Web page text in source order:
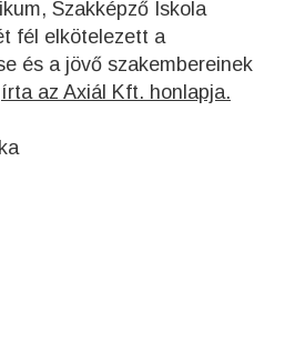
Szakképző Iskola
fél elkötelezett a
és a jövő szakembereinek
írta az Axiál Kft. honlapja.